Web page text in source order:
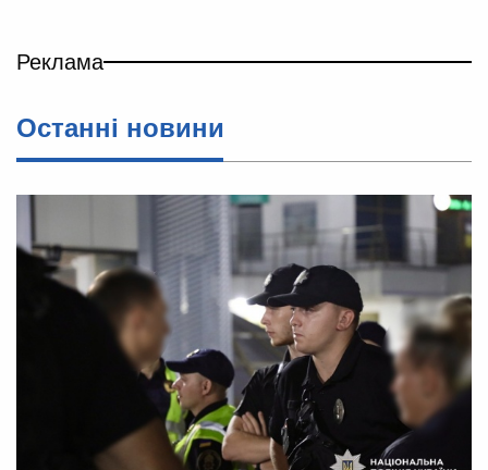
Реклама
Останні новини